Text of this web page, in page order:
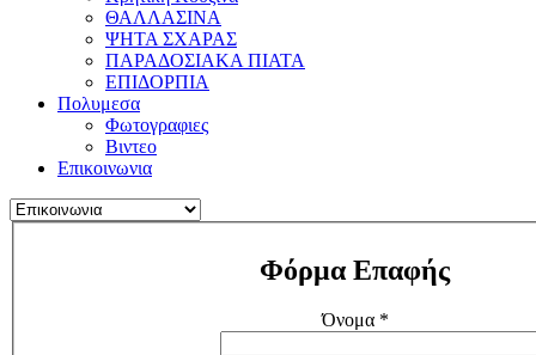
ΘΑΛΛΑΣΙΝΑ
ΨΗΤΑ ΣΧΑΡΑΣ
ΠΑΡΑΔΟΣΙΑΚΑ ΠΙΑΤΑ
ΕΠΙΔΟΡΠΙΑ
Πολυμεσα
Φωτογραφιες
Βιντεο
Επικοινωνια
Φόρμα Επαφής
Όνομα*